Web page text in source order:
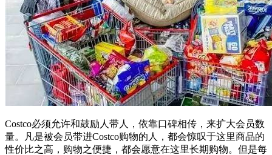
Costco必须允许和鼓励人带人，依靠口碑相传，来扩大会员数
量。凡是被会员带进Costco购物的人，都会惊叹于这里商品的
性价比之高，购物之便捷，都会愿意在这里长期购物。但是每